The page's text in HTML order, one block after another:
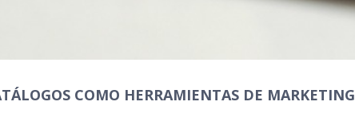
COMO HERRAMIENTAS DE MARKETING